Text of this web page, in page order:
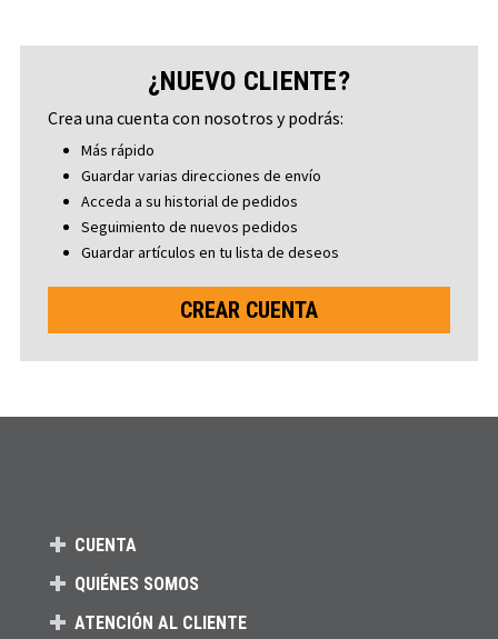
¿NUEVO CLIENTE?
Crea una cuenta con nosotros y podrás:
Más rápido
Guardar varias direcciones de envío
Acceda a su historial de pedidos
Seguimiento de nuevos pedidos
Guardar artículos en tu lista de deseos
CREAR CUENTA
CUENTA
QUIÉNES SOMOS
ATENCIÓN AL CLIENTE